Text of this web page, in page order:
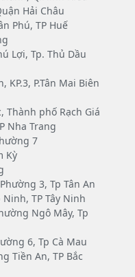
Hải Châu
Phú, TP Huế
Lợi, Tp. Thủ Dầu
KP.3, P.Tân Mai Biên
Thành phố Rạch Giá
Nha Trang
7
Kỳ
3, Tp Tân An
TP Tây Ninh
Ngô Mây, Tp
6, Tp Cà Mau
Tiền An, TP Bắc